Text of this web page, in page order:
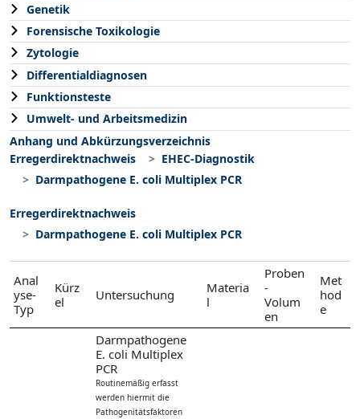
Genetik
Forensische Toxikologie
Zytologie
Differentialdiagnosen
Funktionsteste
Umwelt- und Arbeitsmedizin
Anhang und Abkürzungsverzeichnis
Erregerdirektnachweis
EHEC-Diagnostik
Darmpathogene E. coli Multiplex PCR
Erregerdirektnachweis
Darmpathogene E. coli Multiplex PCR
Anal
yse-
Typ
Kürz
el
Untersuchung
Materia
l
Proben
-
Volum
en
Met
hod
e
Darmpathogene
E. coli Multiplex
PCR
Routinemäßig erfasst
werden hiermit die
Pathogenitätsfaktoren